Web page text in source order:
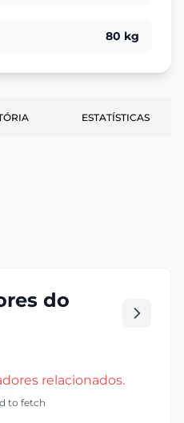
80 kg
ESTATÍSTICAS
do
relacionados.
to fetch